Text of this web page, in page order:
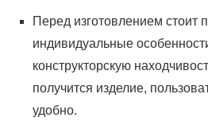
Перед изготовлением стоит
индивидуальные
конструкторскую
получится изделие,
удобно.